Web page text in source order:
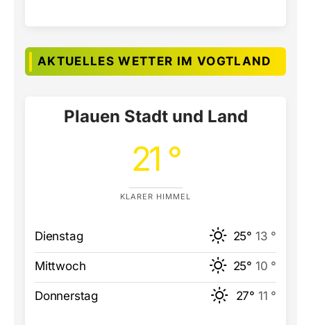
AKTUELLES WETTER IM VOGTLAND
Plauen Stadt und Land
21 °
KLARER HIMMEL
Dienstag 25° 13 °
Mittwoch 25° 10 °
Donnerstag 27° 11 °